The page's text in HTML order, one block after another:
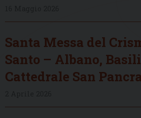
Santa Messa del
Santo – Albano,
Cattedrale San